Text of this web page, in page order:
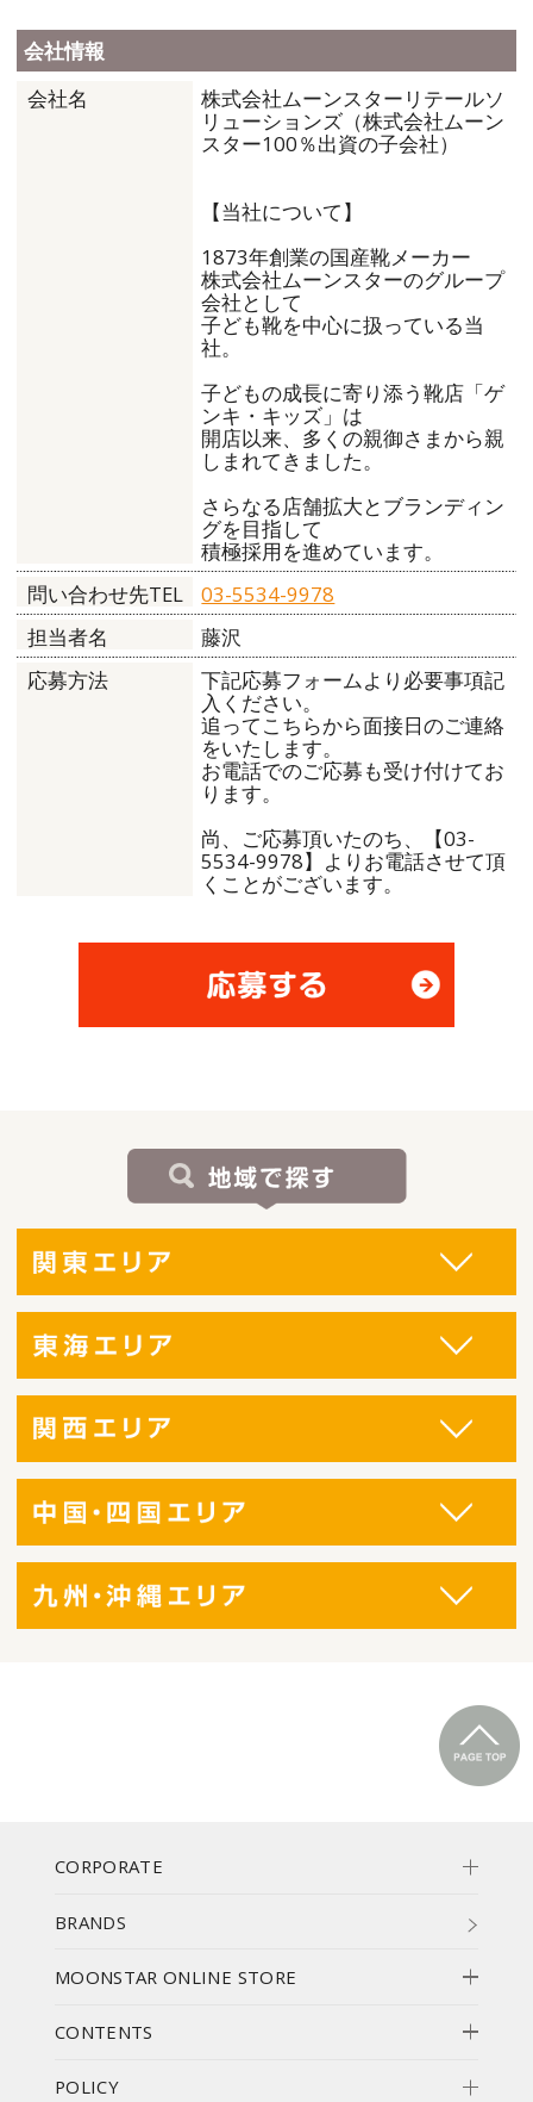
会社情報
会社名
株式会社ムーンスターリテールソ
リューションズ（株式会社ムーン
スター100％出資の子会社）
【当社について】
1873年創業の国産靴メーカー
株式会社ムーンスターのグループ
会社として
子ども靴を中心に扱っている当
社。
子どもの成長に寄り添う靴店「ゲ
ンキ・キッズ」は
開店以来、多くの親御さまから親
しまれてきました。
さらなる店舗拡大とブランディン
グを目指して
積極採用を進めています。
問い合わせ先TEL
03-5534-9978
担当者名
藤沢
応募方法
下記応募フォームより必要事項記
入ください。
追ってこちらから面接日のご連絡
をいたします。
お電話でのご応募も受け付けてお
ります。
尚、ご応募頂いたのち、【03-
5534-9978】よりお電話させて頂
くことがございます。
CORPORATE
BRANDS
MOONSTAR ONLINE STORE
CONTENTS
POLICY